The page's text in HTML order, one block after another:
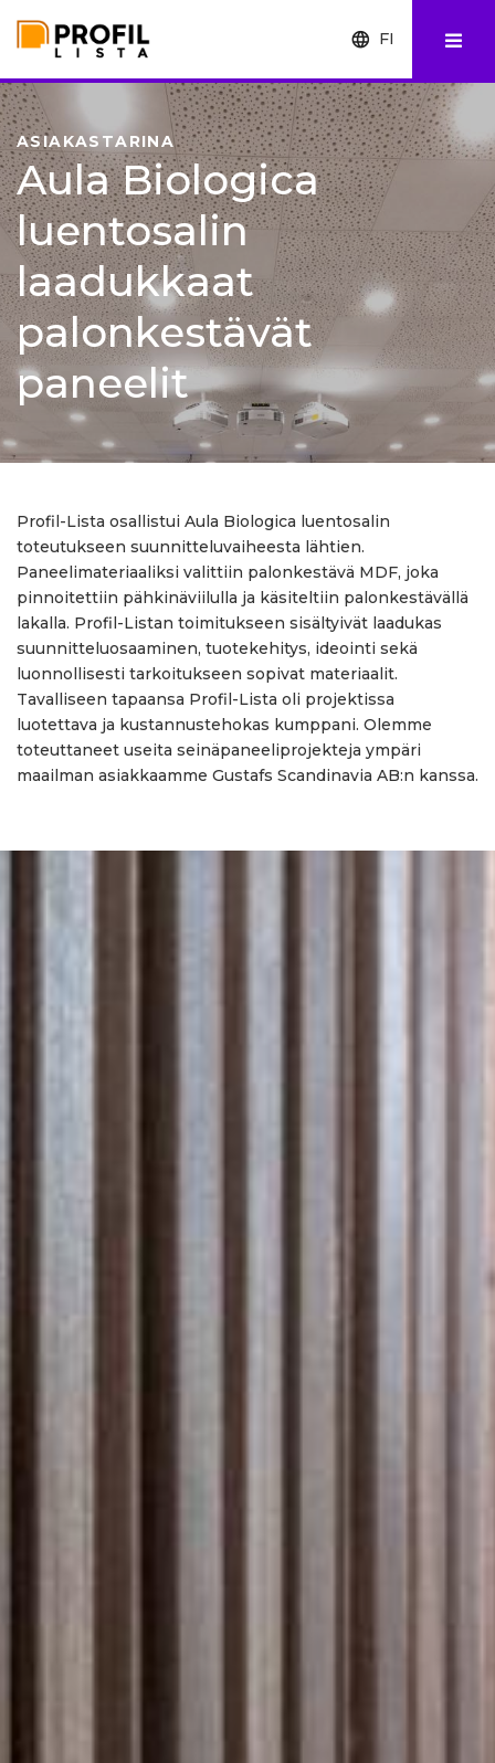
FI
EN
SV
ASIAKASTARINA
Aula Biologica
luentosalin
laadukkaat
palonkestävät
paneelit
Profil-Lista osallistui Aula Biologica luentosalin
toteutukseen suunnitteluvaiheesta lähtien.
Paneelimateriaaliksi valittiin palonkestävä MDF, joka
pinnoitettiin pähkinäviilulla ja käsiteltiin palonkestävällä
lakalla. Profil-Listan toimitukseen sisältyivät laadukas
suunnitteluosaaminen, tuotekehitys, ideointi sekä
luonnollisesti tarkoitukseen sopivat materiaalit.
Tavalliseen tapaansa Profil-Lista oli projektissa
luotettava ja kustannustehokas kumppani. Olemme
toteuttaneet useita seinäpaneeliprojekteja ympäri
maailman asiakkaamme Gustafs Scandinavia AB:n kanssa.